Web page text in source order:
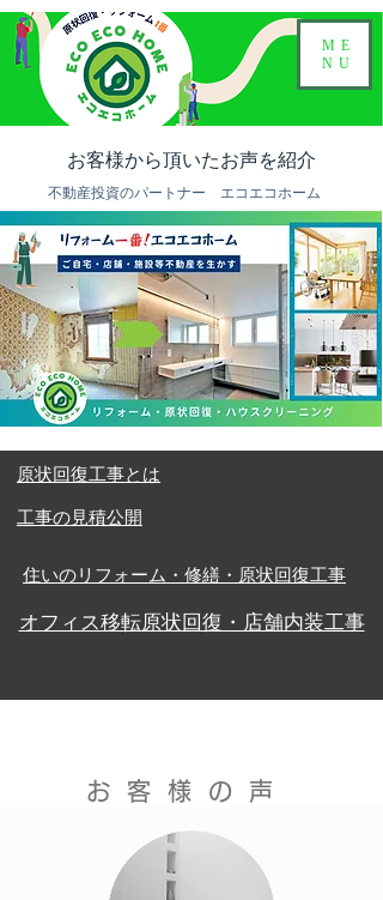
ME
NU
お客様から頂いたお声を紹介
不動産投資のパートナー エコエコホーム
原状回復工事とは
​工事の見積公開
住いのリフォーム・修繕・原状回復工事
オフィス移転原状回復・店舗内装工事
お客様の声